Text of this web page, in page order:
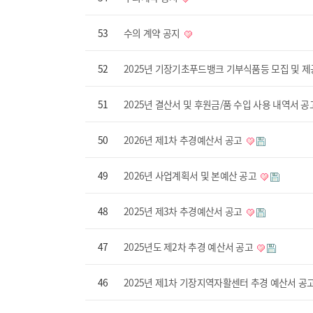
53 수의 계약 공지
52 2025년 기장기초푸드뱅크 기부식품등 모집 및 제
51 2025년 결산서 및 후원금/품 수입 사용 내역서 공
50 2026년 제1차 추경예산서 공고
49 2026년 사업계획서 및 본예산 공고
48 2025년 제3차 추경예산서 공고
47 2025년도 제2차 추경 예산서 공고
46 2025년 제1차 기장지역자활센터 추경 예산서 공